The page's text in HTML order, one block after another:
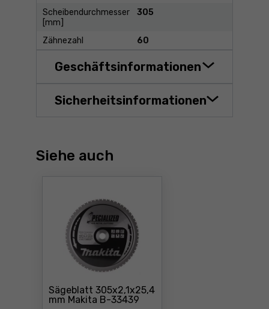
Scheibendurchmesser
[mm]
305
Zähnezahl 60
Geschäftsinformationen
Sicherheitsinformationen
Siehe auch
Sägeblatt 305x2,1x25,4
mm Makita B-33439